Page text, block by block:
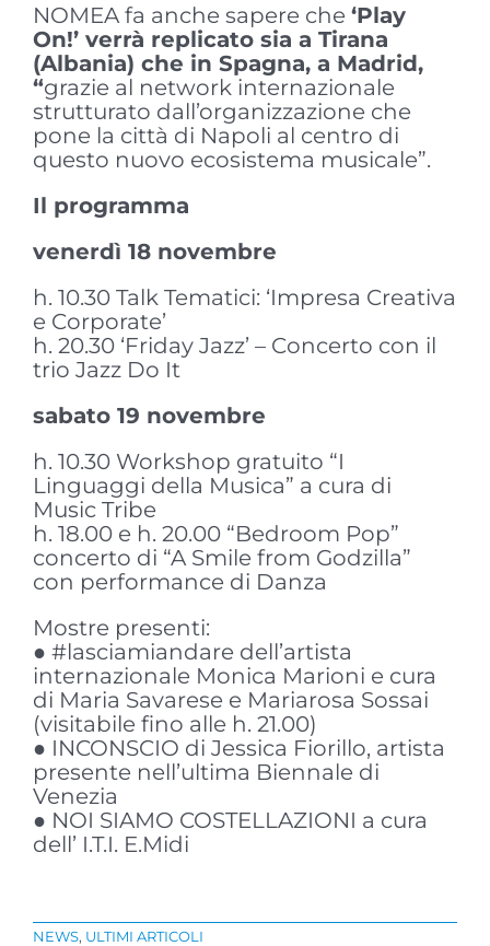
NOMEA fa anche sapere che ‘Play
On!’ verrà replicato sia a Tirana
(Albania) che in Spagna, a Madrid,
“grazie al network internazionale
strutturato dall’organizzazione che
pone la città di Napoli al centro di
questo nuovo ecosistema musicale”.
Il programma
venerdì 18 novembre
h. 10.30 Talk Tematici: ‘Impresa Creativa
e Corporate’
h. 20.30 ‘Friday Jazz’ – Concerto con il
trio Jazz Do It
sabato 19 novembre
h. 10.30 Workshop gratuito “I
Linguaggi della Musica” a cura di
Music Tribe
h. 18.00 e h. 20.00 “Bedroom Pop”
concerto di “A Smile from Godzilla”
con performance di Danza
Mostre presenti:
● #lasciamiandare dell’artista
internazionale Monica Marioni e cura
di Maria Savarese e Mariarosa Sossai
(visitabile fino alle h. 21.00)
● INCONSCIO di Jessica Fiorillo, artista
presente nell’ultima Biennale di
Venezia
● NOI SIAMO COSTELLAZIONI a cura
dell’ I.T.I. E.Midi
NEWS, ULTIMI ARTICOLI